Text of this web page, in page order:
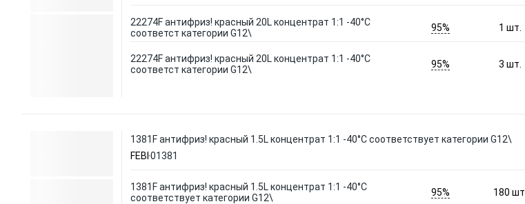
22274F антифриз! красный 20L концентрат 1:1 -40°C
соответст категории G12\
95% 1шт.
22274F антифриз! красный 20L концентрат 1:1 -40°C
соответст категории G12\
95% 3шт.
1381F антифриз! красный 1.5L концентрат 1:1 -40°C соответствует категории G12\
FEBI 01381
1381F антифриз! красный 1.5L концентрат 1:1 -40°C
соответствует категории G12\
95% 180шт.